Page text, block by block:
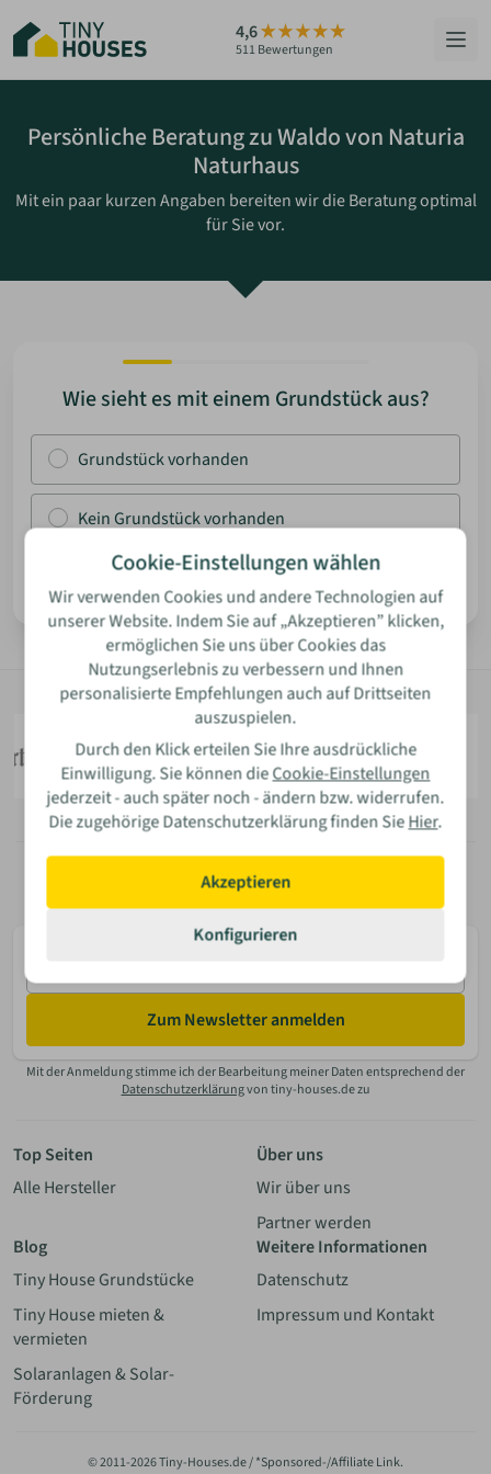
Hauptinhalt
springen
4,6
511 Bewertungen
HÄUSER
RATGEBER
ZUM HAUS-FINDER
MERKLISTE
Persönliche Beratung zu Waldo von Naturia
Naturhaus
Mit ein paar kurzen Angaben bereiten wir die Beratung optimal
für Sie vor.
Wie sieht es mit einem Grundstück aus?
Grundstück vorhanden
Kein Grundstück vorhanden
Cookie-Einstellungen wählen
Wir verwenden Cookies und andere Technologien auf
unserer Website. Indem Sie auf „Akzeptieren” klicken,
ermöglichen Sie uns über Cookies das
Nutzungserlebnis zu verbessern und Ihnen
personalisierte Empfehlungen auch auf Drittseiten
auszuspielen.
Durch den Klick erteilen Sie Ihre ausdrückliche
Einwilligung. Sie können dieCookie-Einstellungen
jederzeit - auch später noch - ändern bzw. widerrufen.
Die zugehörige Datenschutzerklärung finden SieHier.
Akzeptieren
Konfigurieren
Mail
Zum Newsletter anmelden
Mit der Anmeldung stimme ich der Bearbeitung meiner Daten entsprechend der
Datenschutzerklärungvon tiny-houses.de zu
Top Seiten
Alle Hersteller
Über uns
Wir über uns
Partner werden
Blog
Tiny House Grundstücke
Tiny House mieten &
vermieten
Solaranlagen & Solar-
Förderung
Weitere Informationen
Datenschutz
Impressum und Kontakt
© 2011-2026 Tiny-Houses.de / *Sponsored-/Affiliate Link.